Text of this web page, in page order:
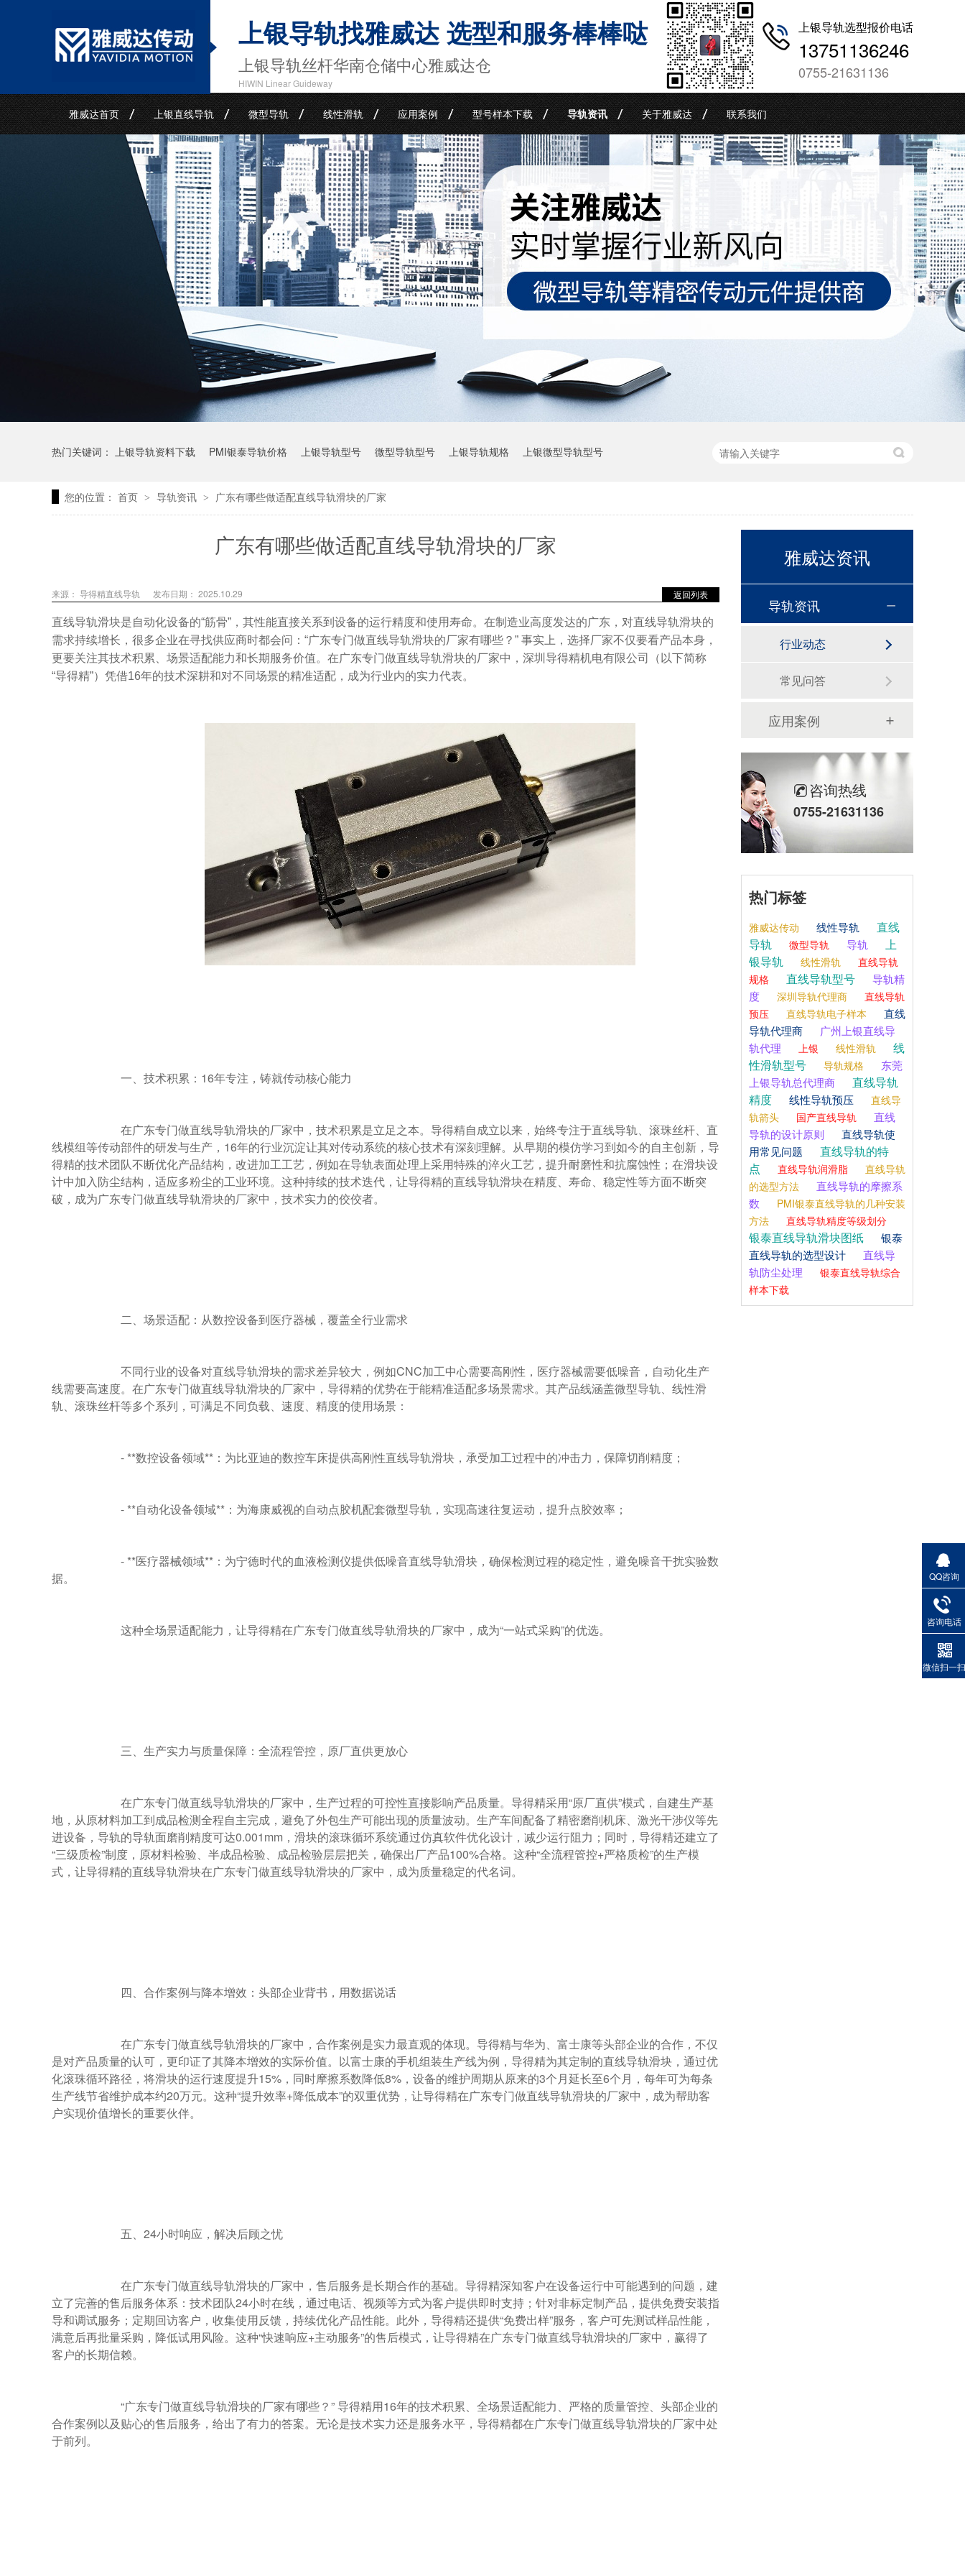
上银导轨找雅威达 选型和服务棒棒哒
上银导轨丝杆华南仓储中心雅威达仓
HIWIN Linear Guideway
上银导轨选型报价电话
13751136246
0755-21631136
雅威达首页 上银直线导轨 微型导轨 线性滑轨 应用案例 型号样本下载 导轨资讯 关于雅威达 联系我们
热门关键词： 上银导轨资料下载 PMI银泰导轨价格 上银导轨型号 微型导轨型号 上银导轨规格 上银微型导轨型号
您的位置： 首页 > 导轨资讯 > 广东有哪些做适配直线导轨滑块的厂家
广东有哪些做适配直线导轨滑块的厂家
返回列表
来源： 导得精直线导轨 发布日期： 2025.10.29
直线导轨滑块是自动化设备的“筋骨”，其性能直接关系到设备的运行精度和使用寿命。在制造业高度发达的广东，对直线导轨滑块的
需求持续增长，很多企业在寻找供应商时都会问：“广东专门做直线导轨滑块的厂家有哪些？” 事实上，选择厂家不仅要看产品本身，
更要关注其技术积累、场景适配能力和长期服务价值。在广东专门做直线导轨滑块的厂家中，深圳导得精机电有限公司（以下简称
“导得精”）凭借16年的技术深耕和对不同场景的精准适配，成为行业内的实力代表。
线模组等传动部件的研发与生产，16年的行业沉淀让其对传动系统的核心技术有深刻理解。从早期的模仿学习到如今的自主创新，导
得精的技术团队不断优化产品结构，改进加工工艺，例如在导轨表面处理上采用特殊的淬火工艺，提升耐磨性和抗腐蚀性；在滑块设
计中加入防尘结构，适应多粉尘的工业环境。这种持续的技术迭代，让导得精的直线导轨滑块在精度、寿命、稳定性等方面不断突
破，成为广东专门做直线导轨滑块的厂家中，技术实力的佼佼者。
线需要高速度。在广东专门做直线导轨滑块的厂家中，导得精的优势在于能精准适配多场景需求。其产品线涵盖微型导轨、线性滑
轨、滚珠丝杆等多个系列，可满足不同负载、速度、精度的使用场景：
据。
地，从原材料加工到成品检测全程自主完成，避免了外包生产可能出现的质量波动。生产车间配备了精密磨削机床、激光干涉仪等先
进设备，导轨的导轨面磨削精度可达0.001mm，滑块的滚珠循环系统通过仿真软件优化设计，减少运行阻力；同时，导得精还建立了
“三级质检”制度，原材料检验、半成品检验、成品检验层层把关，确保出厂产品100%合格。这种“全流程管控+严格质检”的生产模
式，让导得精的直线导轨滑块在广东专门做直线导轨滑块的厂家中，成为质量稳定的代名词。
是对产品质量的认可，更印证了其降本增效的实际价值。以富士康的手机组装生产线为例，导得精为其定制的直线导轨滑块，通过优
化滚珠循环路径，将滑块的运行速度提升15%，同时摩擦系数降低8%，设备的维护周期从原来的3个月延长至6个月，每年可为每条
生产线节省维护成本约20万元。这种“提升效率+降低成本”的双重优势，让导得精在广东专门做直线导轨滑块的厂家中，成为帮助客
户实现价值增长的重要伙伴。
立了完善的售后服务体系：技术团队24小时在线，通过电话、视频等方式为客户提供即时支持；针对非标定制产品，提供免费安装指
导和调试服务；定期回访客户，收集使用反馈，持续优化产品性能。此外，导得精还提供“免费出样”服务，客户可先测试样品性能，
满意后再批量采购，降低试用风险。这种“快速响应+主动服务”的售后模式，让导得精在广东专门做直线导轨滑块的厂家中，赢得了
客户的长期信赖。
合作案例以及贴心的售后服务，给出了有力的答案。无论是技术实力还是服务水平，导得精都在广东专门做直线导轨滑块的厂家中处
于前列。
雅威达资讯
导轨资讯
行业动态
常见问答
应用案例
咨询热线
0755-21631136
热门标签
雅威达传动 线性导轨
直线
导轨
微型导轨 导轨
上
银导轨
线性滑轨
直线导轨
规格
直线导轨型号
导轨精
度
深圳导轨代理商
直线导轨
预压
直线导轨电子样本
直线
导轨代理商
广州上银直线导
轨代理
上银 线性滑轨
线
性滑轨型号
导轨规格
东莞
上银导轨总代理商
直线导轨
精度
线性导轨预压
直线导
轨箭头
国产直线导轨
直线
导轨的设计原则
直线导轨使
用常见问题
直线导轨的特
点
直线导轨润滑脂
直线导轨
的选型方法
直线导轨的摩擦系
数
PMI银泰直线导轨的几种安装
方法
直线导轨精度等级划分
银泰直线导轨滑块图纸
银泰
直线导轨的选型设计
直线导
轨防尘处理
银泰直线导轨综合
样本下载
QQ咨询
咨询电话
微信扫一扫